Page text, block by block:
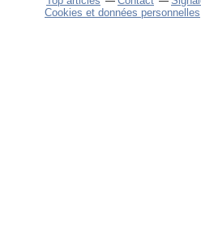
Cookies et données personnelles